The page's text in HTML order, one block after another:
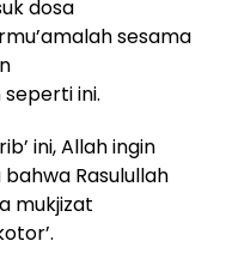
dosa
sesama
ini.
ini, Allah ingin
Rasulullah
mukjizat